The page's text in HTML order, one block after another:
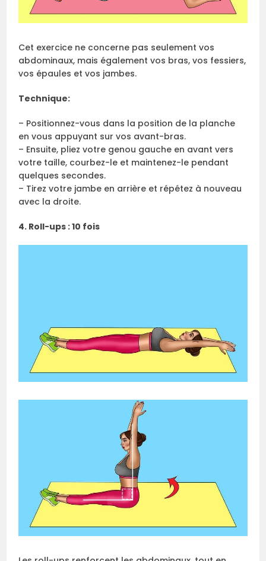
Cet exercice ne concerne pas seulement vos
abdominaux, mais également vos bras, vos fessiers,
vos épaules et vos jambes.
Technique:
– Positionnez-vous dans la position de la planche
en vous appuyant sur vos avant-bras.
– Ensuite, pliez votre genou gauche en avant vers
votre taille, courbez-le et maintenez-le pendant
quelques secondes.
– Tirez votre jambe en arrière et répétez à nouveau
avec la droite.
4. Roll-ups : 10 fois